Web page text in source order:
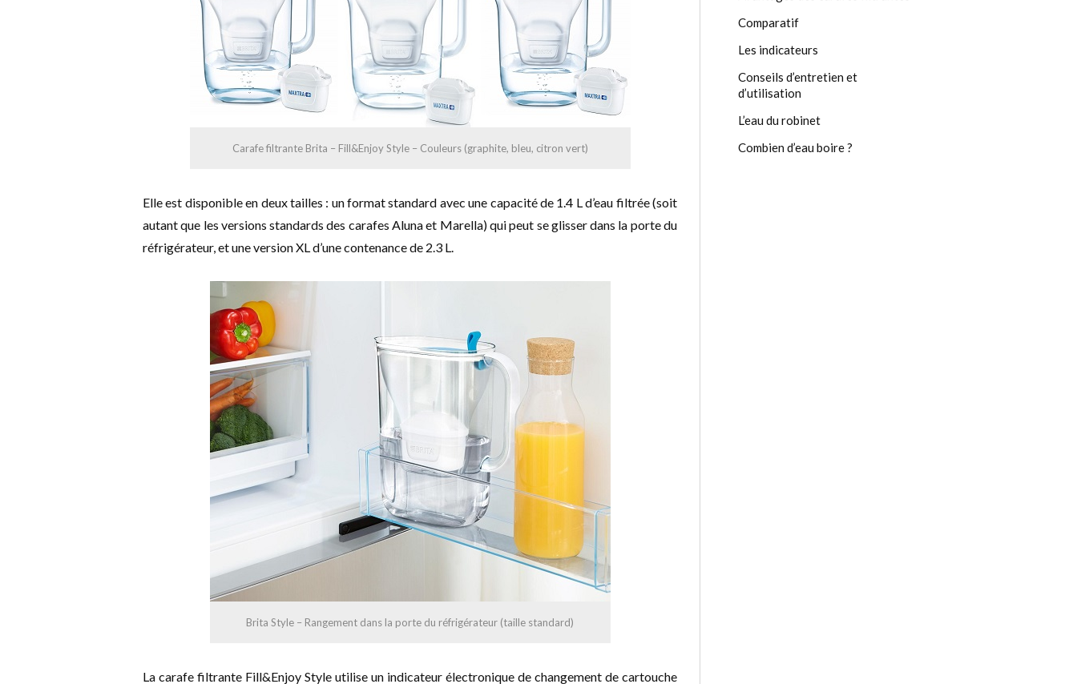
Carafe filtrante Brita – Fill&Enjoy Style – Couleurs (graphite, bleu, citron vert)
Elle est disponible en deux tailles : un format standard avec une capacité de 1.4 L d’eau filtrée (soit
autant que les versions standards des carafes Aluna et Marella) qui peut se glisser dans la porte du
réfrigérateur, et une version XL d’une contenance de 2.3 L.
Brita Style – Rangement dans la porte du réfrigérateur (taille standard)
La carafe filtrante Fill&Enjoy Style utilise un indicateur électronique de changement de cartouche
Comparatif
Les indicateurs
Conseils d’entretien et
d’utilisation
L’eau du robinet
Combien d’eau boire ?